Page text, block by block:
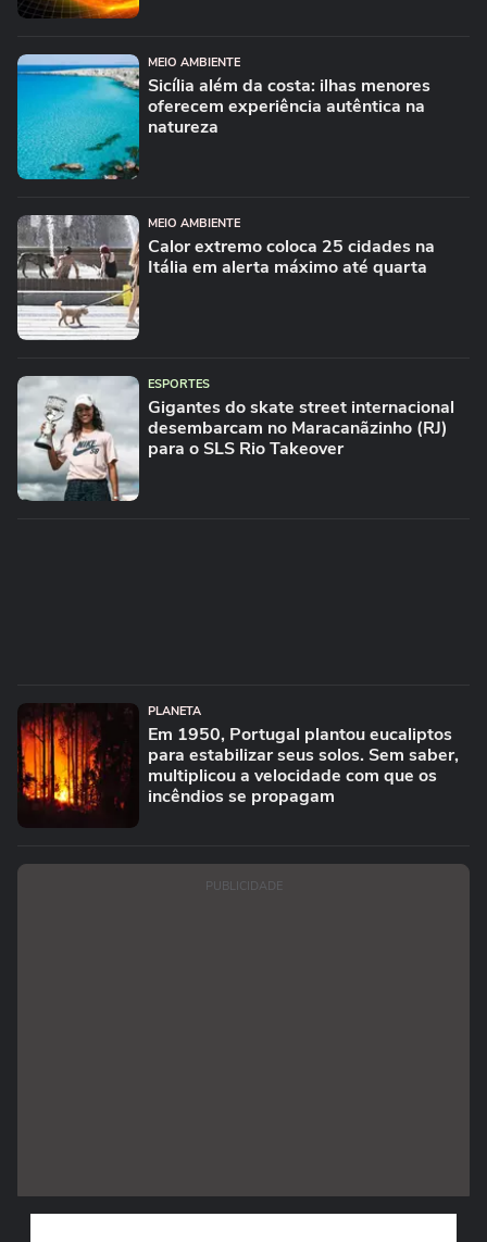
MEIO AMBIENTE
Sicília além da costa: ilhas menores
oferecem experiência autêntica na
natureza
MEIO AMBIENTE
Calor extremo coloca 25 cidades na
Itália em alerta máximo até quarta
ESPORTES
Gigantes do skate street internacional
desembarcam no Maracanãzinho (RJ)
para o SLS Rio Takeover
PLANETA
Em 1950, Portugal plantou eucaliptos
para estabilizar seus solos. Sem saber,
multiplicou a velocidade com que os
incêndios se propagam
PUBLICIDADE